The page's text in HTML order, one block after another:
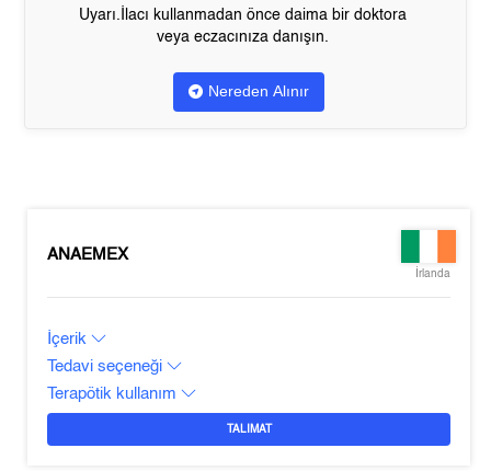
Uyarı.İlacı kullanmadan önce daima bir doktora
veya eczacınıza danışın.
Nereden Alınır
ANAEMEX
İrlanda
İçerik
Tedavi seçeneği
Terapötik kullanım
TALIMAT